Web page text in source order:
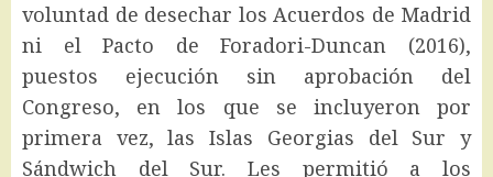
voluntad de desechar los Acuerdos de Madrid
ni el Pacto de Foradori-Duncan (2016),
puestos ejecución sin aprobación del
Congreso, en los que se incluyeron por
primera vez, las Islas Georgias del Sur y
Sándwich del Sur. Les permitió a los